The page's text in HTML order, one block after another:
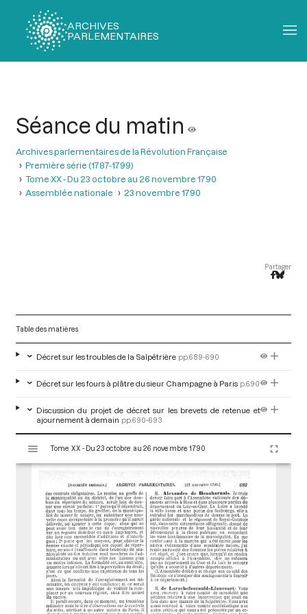
ARCHIVES
PARLEMENTAIRES
Séance du matin
Archives parlementaires de la Révolution Française
Première série (1787-1799)
Tome XX - Du 23 octobre au 26 novembre 1790
Assemblée nationale
23 novembre 1790
Partager
Table des matières
Décret sur les troubles de la Salpêtrière pp.689-690
Décret sur les fours à plâtre du sieur Champagne à Paris p.690
Discussion du projet de décret sur les brevets de retenue et
ajournement à demain pp.690-693
s
Tome XX - Du 23 octobre au 26 novembre 1790